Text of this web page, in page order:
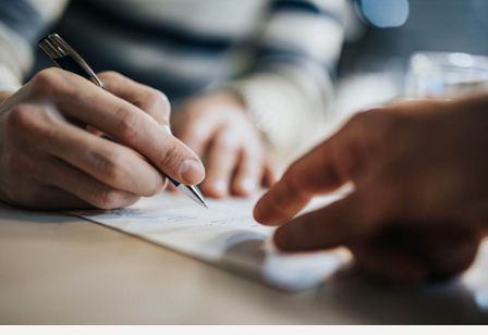
Zum Hauptinhalt springen
Zur Fußzeile springen